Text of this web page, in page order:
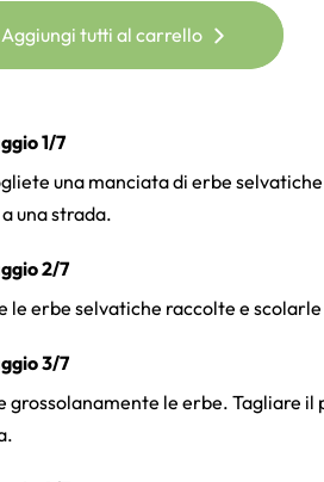
Aggiungi tutti al carrello
1/7
una manciata di erbe
una strada.
2/7
le erbe selvatiche raccolte e
3/7
grossolanamente le erbe. Tagliare il